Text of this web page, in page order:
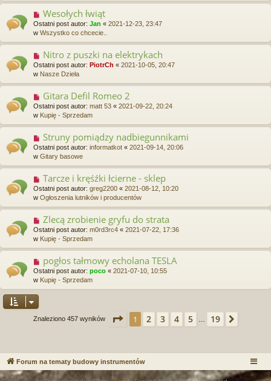
o
s
t
N
o
w
o
s
t
Wesołych łwiąt
Ostatni post autor: Jan « 2021-12-23, 23:47
w Wszystko co chcecie..
N
o
w
o
s
t
Nitro z puszki na elektrykach
Ostatni post autor: PiotrCh « 2021-10-05, 20:47
w Nasze Dzieła
N
o
w
o
s
t
Gitara Defil Romeo 2
Ostatni post autor: matt 53 « 2021-09-22, 20:24
w Kupię - Sprzedam
N
o
w
s
t
Struny pomiądzy nadbiegunnikami
Ostatni post autor: informatkot « 2021-09-14, 20:06
w Gitary basowe
N
o
w
o
s
t
Tarcze i kręśźki łcierne - sklep
Ostatni post autor: greg2200 « 2021-08-12, 10:20
w Ogłoszenia lutników i producentów
N
o
w
s
t
Zlecą zrobienie gryfu do strata
Ostatni post autor: m0rd3rc4 « 2021-07-22, 17:36
w Kupię - Sprzedam
N
o
w
t
pogłos tałmowy echolana TESLA
Ostatni post autor: poco « 2021-07-10, 10:55
w Kupię - Sprzedam
Znaleziono 457 wyników Strona z 19
1 2 3 4 5 19
Forum na tematy budowy instrumentów